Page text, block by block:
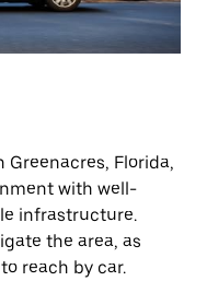
Florida,
with well-
infrastructure.
the area, as
reach by car.